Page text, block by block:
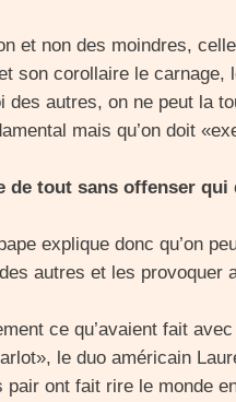
et non des moindres,
son corollaire le carnage,
des autres, on ne peut la
mais qu’on doit
de tout sans offenser qui
explique donc qu’on
autres et les provoquer
ce qu’avaient fait
le duo américain
pair ont fait rire le monde